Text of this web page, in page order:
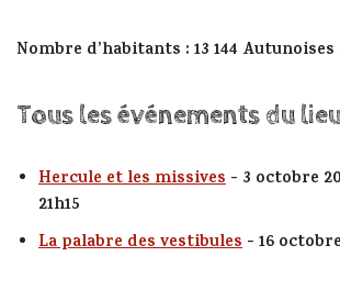
Nombre d’habitants : 13 144
Tous les événements du
Hercule et les missives - 3 octobre
21h15
La palabre des vestibules - 16